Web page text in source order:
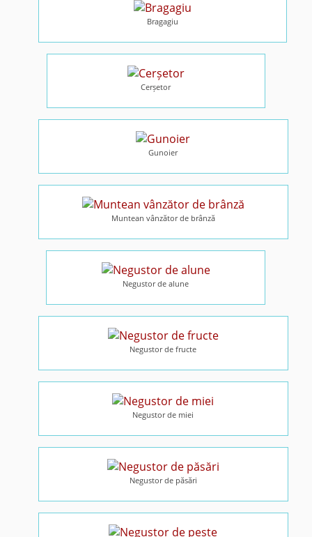
Bragagiu
Cerșetor
Gunoier
Muntean vânzător de brânză
Negustor de alune
Negustor de fructe
Negustor de miei
Negustor de păsări